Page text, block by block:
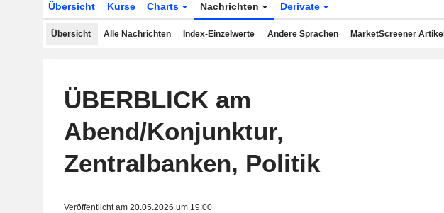
Übersicht Kurse Charts Nachrichten Derivate
Übersicht Alle Nachrichten Index-Einzelwerte Andere Sprachen MarketScreener Artikel
ÜBERBLICK am
Abend/Konjunktur,
Zentralbanken, Politik
Veröffentlicht am 20.05.2026 um 19:00